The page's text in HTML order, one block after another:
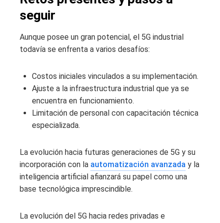
seguir
Aunque posee un gran potencial, el 5G industrial
todavía se enfrenta a varios desafíos:
Costos iniciales vinculados a su implementación.
Ajuste a la infraestructura industrial que ya se
encuentra en funcionamiento.
Limitación de personal con capacitación técnica
especializada.
La evolución hacia futuras generaciones de 5G y su
incorporación con la automatización avanzada y la
inteligencia artificial afianzará su papel como una
base tecnológica imprescindible.
La evolución del 5G hacia redes privadas e